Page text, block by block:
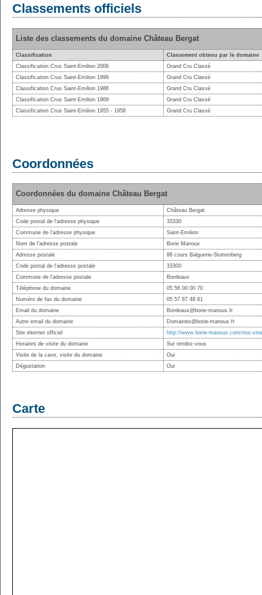
Classements officiels
Liste des classements du domaine Château Bergat
Classification
Classement obtenu par le domaine
Classification Crus Saint-Emilion 2006
Grand Cru Classé
Classification Crus Saint-Emilion 1996
Grand Cru Classé
Classification Crus Saint-Emilion 1986
Grand Cru Classé
Classification Crus Saint-Emilion 1969
Grand Cru Classé
Classification Crus Saint-Emilion 1955 - 1958
Grand Cru Classé
Coordonnées
Coordonnées du domaine Château Bergat
Adresse physique
Château Bergat
Code postal de l'adresse physique
33330
Commune de l'adresse physique
Saint-Emilion
Nom de l'adresse postale
Borie Manoux
Adresse postale
86 cours Balguerie-Stuttenberg
Code postal de l'adresse postale
33300
Commune de l'adresse postale
Bordeaux
Téléphone du domaine
05 56 00 00 70
Numéro de fax du domaine
05 57 87 48 61
Email du domaine
Bordeaux@borie-manoux.fr
Autre email du domaine
Domaines@borie-manoux.fr
Site internet officiel
http://www.borie-manoux.com/nos-
Horaires de visite du domaine
Sur rendez-vous
Visite de la cave, visite du domaine
Oui
Dégustation
Oui
Carte